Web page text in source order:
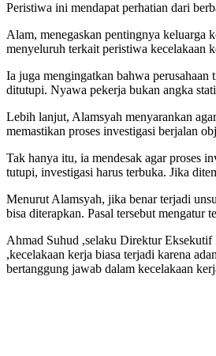
Peristiwa ini mendapat perhatian dari
Alam, menegaskan pentingnya keluarga
menyeluruh terkait peristiwa kecelakaan
Ia juga mengingatkan bahwa perusahaan
ditutupi. Nyawa pekerja bukan angka
Lebih lanjut, Alamsyah menyarankan
memastikan proses investigasi berjalan
Tak hanya itu, ia mendesak agar proses
tutupi, investigasi harus terbuka. Jika
Menurut Alamsyah, jika benar terjadi
bisa diterapkan. Pasal tersebut mengatur
Ahmad Suhud ,selaku Direktur
,kecelakaan kerja biasa terjadi karena
bertanggung jawab dalam kecelakaan